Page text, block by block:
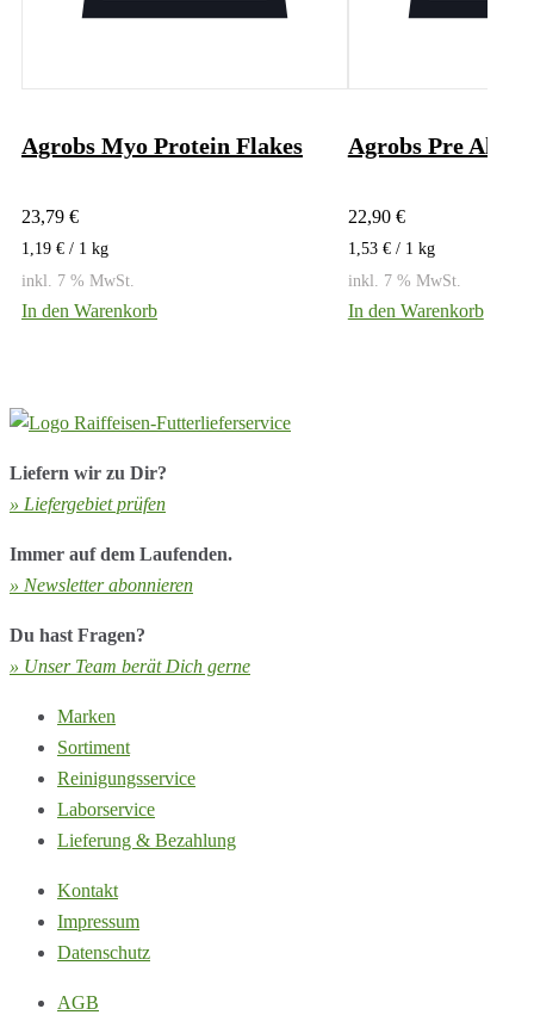
Agrobs Myo Protein Flakes
23,79 €
1,19 € / 1 kg
inkl. 7 % MwSt.
In den Warenkorb
Agrobs Pre Alpin
22,90 €
1,53 € / 1 kg
inkl. 7 % MwSt.
In den Warenkorb
Liefern wir zu Dir?
» Liefergebiet prüfen
Immer auf dem Laufenden.
» Newsletter abonnieren
Du hast Fragen?
» Unser Team berät Dich gerne
Marken
Sortiment
Reinigungsservice
Laborservice
Lieferung & Bezahlung
Kontakt
Impressum
Datenschutz
AGB